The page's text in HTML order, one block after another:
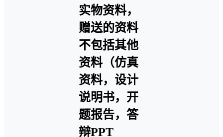
实物资料，
赠送的资料
不包括其他
资料（仿真
资料，设计
说明书，开
题报告，答
辩PPT